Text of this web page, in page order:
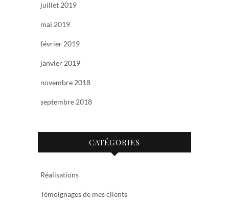
juillet 2019
mai 2019
février 2019
janvier 2019
novembre 2018
septembre 2018
CATÉGORIES
Réalisations
Témoignages de mes clients